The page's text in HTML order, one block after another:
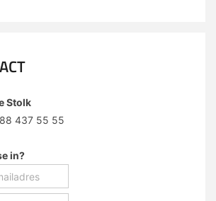
Stolk
437 55 55
in?